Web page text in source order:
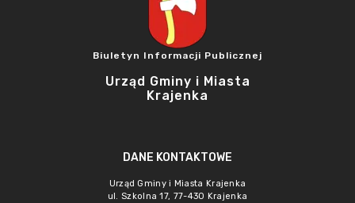
Biuletyn Informacji Publicznej
Urząd Gminy i Miasta
Krajenka
DANE KONTAKTOWE
Urząd Gminy i Miasta Krajenka
ul. Szkolna 17, 77-430 Krajenka